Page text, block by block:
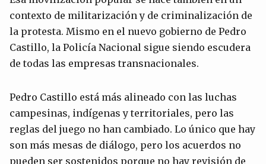
contexto de militarización y de criminalización de
la protesta. Mismo en el nuevo gobierno de Pedro
Castillo, la Policía Nacional sigue siendo escudera
de todas las empresas transnacionales.
Pedro Castillo está más alineado con las luchas
campesinas, indígenas y territoriales, pero las
reglas del juego no han cambiado. Lo único que hay
son más mesas de diálogo, pero los acuerdos no
pueden ser sostenidos porque no hay revisión de